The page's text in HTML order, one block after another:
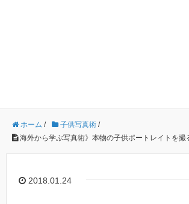
ホーム / 子供写真術 /
海外から学ぶ写真術》本物の子供ポートレイトを撮
2018.01.24